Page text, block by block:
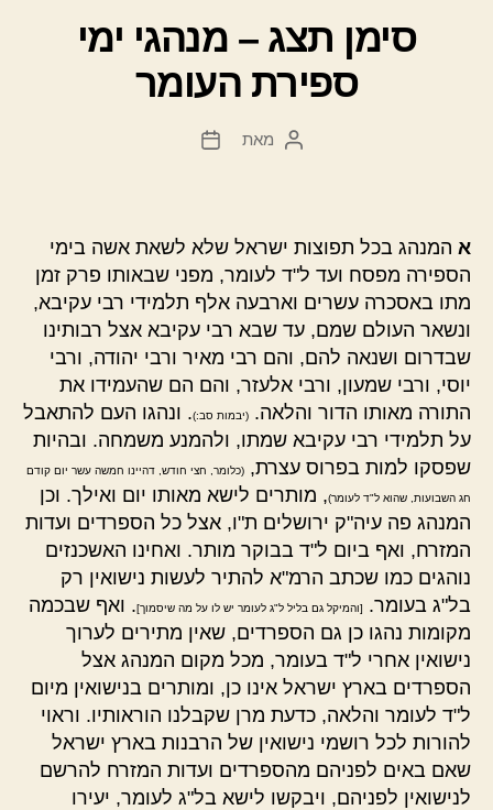
סימן תצג – מנהגי ימי
ספירת העומר
המחבר
מאת
תאריך
א המנהג בכל תפוצות ישראל שלא לשאת אשה בימי
הספירה מפסח ועד ל"ד לעומר, מפני שבאותו פרק זמן
מתו באסכרה עשרים וארבעה אלף תלמידי רבי עקיבא,
ונשאר העולם שמם, עד שבא רבי עקיבא אצל רבותינו
שבדרום ושנאה להם, והם רבי מאיר ורבי יהודה, ורבי
יוסי, ורבי שמעון, ורבי אלעזר, והם הם שהעמידו את
התורה מאותו הדור והלאה. (יבמות סב:). ונהגו העם להתאבל
על תלמידי רבי עקיבא שמתו, ולהמנע משמחה. ובהיות
שפסקו למות בפרוס עצרת, (כלומר, חצי חודש, דהיינו חמשה עשר יום קודם
חג השבועות, שהוא ל"ד לעומר), מותרים לישא מאותו יום ואילך. וכן
המנהג פה עיה"ק ירושלים ת"ו, אצל כל הספרדים ועדות
המזרח, ואף ביום ל"ד בבוקר מותר. ואחינו האשכנזים
נוהגים כמו שכתב הרמ"א להתיר לעשות נישואין רק
בל"ג בעומר.
[והמיקל גם בליל ל"ג לעומר יש לו על מה שיסמוך]. ואף שבכמה
מקומות נהגו כן גם הספרדים, שאין מתירים לערוך
נישואין אחרי ל"ד בעומר, מכל מקום המנהג אצל
הספרדים בארץ ישראל אינו כן, ומותרים בנישואין מיום
ל"ד לעומר והלאה, כדעת מרן שקבלנו הוראותיו. וראוי
להורות לכל רושמי נישואין של הרבנות בארץ ישראל
שאם באים לפניהם מהספרדים ועדות המזרח להרשם
לנישואין לפניהם, ויבקשו לישא בל"ג לעומר, יעירו